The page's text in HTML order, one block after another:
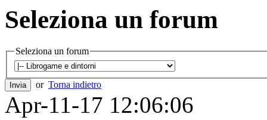
Seleziona un forum
Seleziona un forum
or Torna indietro
Apr-11-17 12:06:06